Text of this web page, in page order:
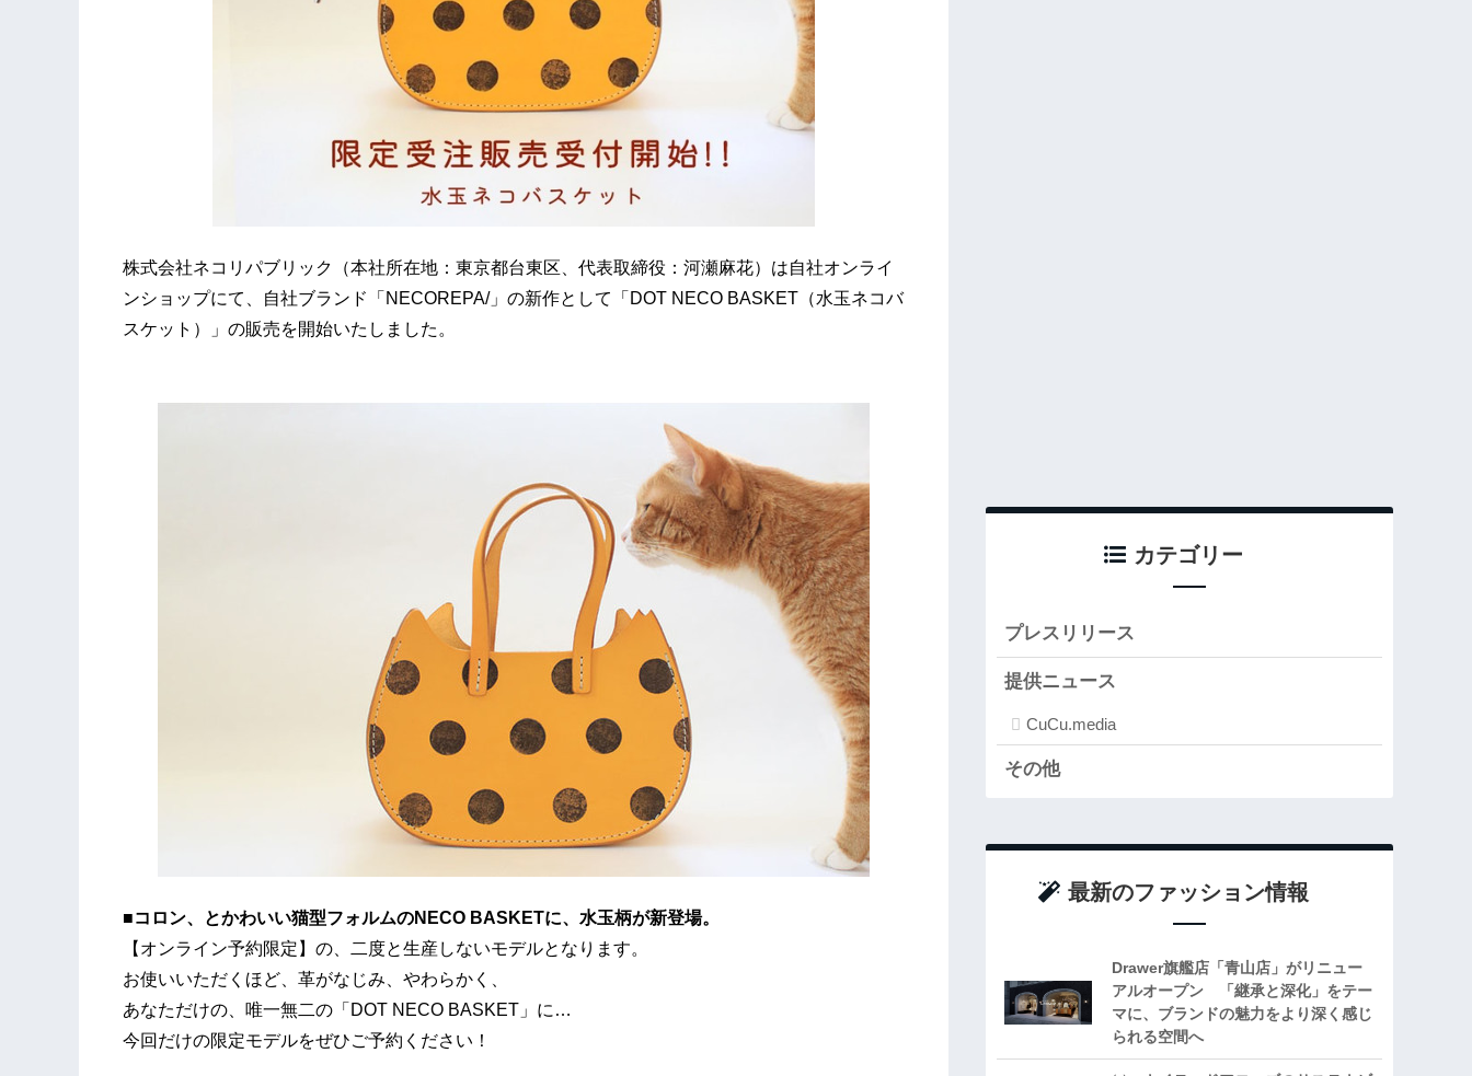
株式会社ネコリパブリック（本社所在地：東京都台東区、代表取締役：河瀬麻花）は自社オンライ
ンショップにて、自社ブランド「NECOREPA/」の新作として「DOT NECO BASKET（水玉ネコバ
スケット）」の販売を開始いたしました。
■コロン、とかわいい猫型フォルムのNECO BASKETに、水玉柄が新登場。
【オンライン予約限定】の、二度と生産しないモデルとなります。
お使いいただくほど、革がなじみ、やわらかく、
あなただけの、唯一無二の「DOT NECO BASKET」に…
今回だけの限定モデルをぜひご予約ください！
カテゴリー
プレスリリース
提供ニュース
CuCu.media
その他
最新のファッション情報
Drawer旗艦店「青山店」がリニュー
アルオープン 「継承と深化」をテー
マに、ブランドの魅力をより深く感じ
られる空間へ